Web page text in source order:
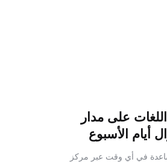
على مدار
أيام الأسبوع
في أي وقت عبر مركز